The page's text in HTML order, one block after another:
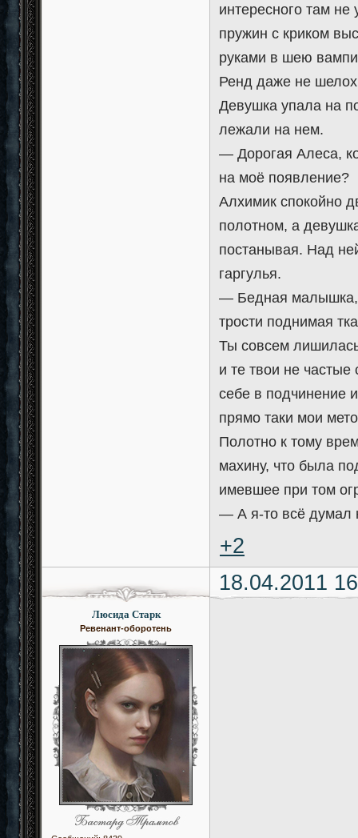
интересного там не
пружин с криком
руками в шею
Ренд даже не
Девушка упала на
лежали на нем.
— Дорогая Алеса,
на моё появление?
Алхимик спокойно
полотном, а
постанывая. Над
гаргулья.
— Бедная малышка,
трости поднимая
Ты совсем
и те твои не частые
себе в подчинение
прямо таки мои
Полотно к тому
махину, что была
имевшее при том
— А я-то всё думал
+2
18.04.2011
Люсида Старк
Ревенант-оборотень